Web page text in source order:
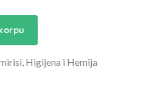
Higijena i Hemija